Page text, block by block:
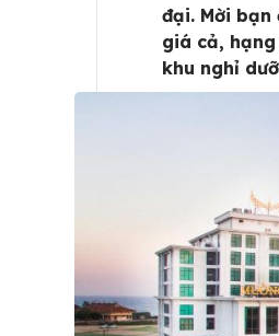
đại. Mời bạn
giá cả,
khu nghỉ